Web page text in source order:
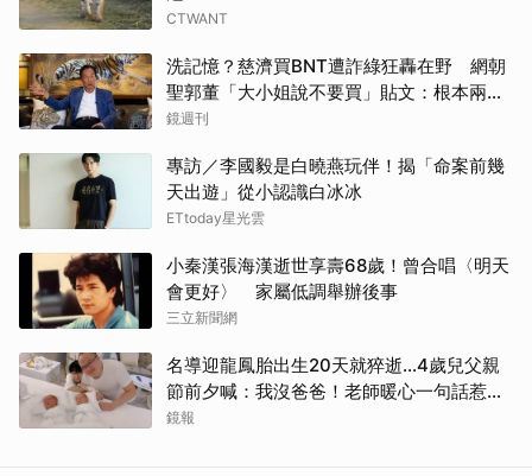
CTWANT
洗記憶？慈濟買BNT遭詐綠狂轟在野 網朝
聖郭董「大小姐說不要買」貼文：根本兩碼
事
鏡週刊
專訪／李國毅是白曉燕玩伴！揭「命案前幾
天出遊」從小認識白冰冰
ETtoday星光雲
小秦漢張海漢逝世享壽68歲！曾合唱〈明天
會更好〉 家屬低調舉辦後事
三立新聞網
名導迎龍鳳胎出生20天就猝逝...4歲兒父親
節前夕喊：我沒爸爸！老師暖心一句話惹哭
遺孀
鏡報